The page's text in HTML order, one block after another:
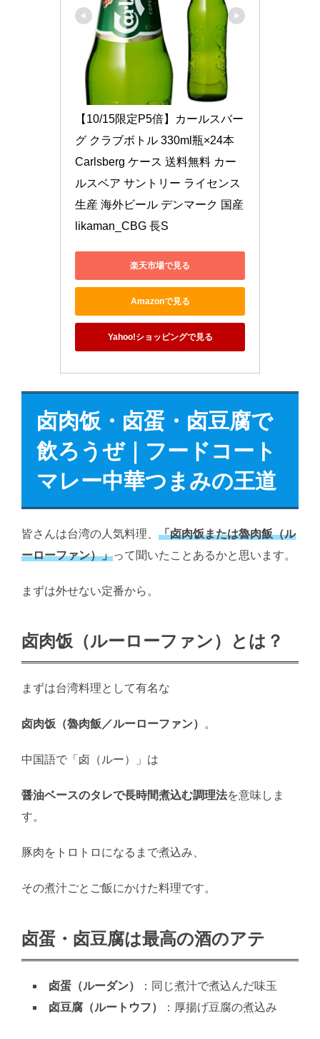
【10/15限定P5倍】カールスバー
グ クラブボトル 330ml瓶×24本
Carlsberg ケース 送料無料 カー
ルスベア サントリー ライセンス
生産 海外ビール デンマーク 国産
likaman_CBG 長S
楽天市場で見る
Amazonで見る
Yahoo!ショッピングで見る
卤肉饭・卤蛋・卤豆腐で
飲ろうぜ｜フードコート
マレー中華つまみの王道
皆さんは台湾の人気料理、 「卤肉饭または魯肉飯（ル
ーローファン）」って聞いたことあるかと思います。
まずは外せない定番から。
卤肉饭（ルーローファン）とは？
まずは台湾料理として有名な
卤肉饭（魯肉飯／ルーローファン） 。
中国語で「卤（ルー）」は
醤油ベースのタレで長時間煮込む調理法を意味しま
す。
豚肉をトロトロになるまで煮込み、
その煮汁ごとご飯にかけた料理です。
卤蛋・卤豆腐は最高の酒のアテ
卤蛋（ルーダン）
：同じ煮汁で煮込んだ味玉
卤豆腐（ルートウフ）
：厚揚げ豆腐の煮込み